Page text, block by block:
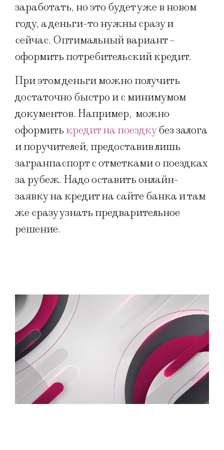
заработать, но это будет уже в новом
году, а деньги-то нужны сразу и
сейчас. Оптимальный вариант –
оформить потребительский кредит.
При этом деньги можно получить
достаточно быстро и с минимумом
документов. Например, можно
оформить кредит на поездкубез залога
и поручителей, предоставив лишь
загранпаспорт с отметками о поездках
за рубеж. Надо оставить онлайн-
заявку на кредит на сайте банка и там
же сразу узнать предварительное
решение.